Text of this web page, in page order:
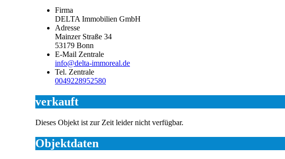
Firma
DELTA Immobilien GmbH
Adresse
Mainzer Straße 34
53179 Bonn
E-Mail Zentrale
info@delta-immoreal.de
Tel. Zentrale
0049228952580
verkauft
Dieses Objekt ist zur Zeit leider nicht verfügbar.
Objektdaten